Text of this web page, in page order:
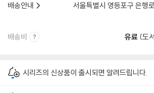
배송안내
서울특별시 영등포구 은행
배송비 유료 (도
시리즈의 신상품이 출시되면 알려드립니다.